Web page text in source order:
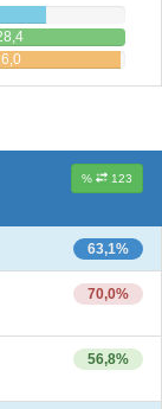
% 123
63,1%
70,0%
56,8%